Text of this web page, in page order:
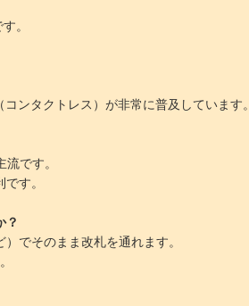
。
ンタクトレス）が非常に普及しています。
です。
す。
？
でそのまま改札を通れます。